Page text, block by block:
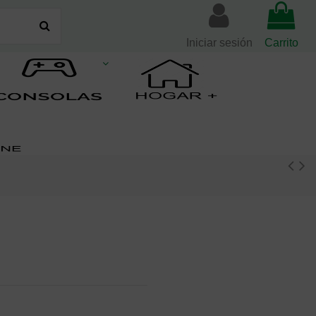
Iniciar sesión Carrito